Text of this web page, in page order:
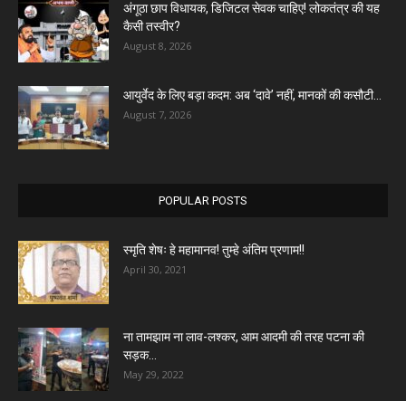
अंगूठा छाप विधायक, डिजिटल सेवक चाहिए! लोकतंत्र की यह
कैसी तस्वीर?
August 8, 2026
आयुर्वेद के लिए बड़ा कदम: अब ‘दावे’ नहीं, मानकों की कसौटी...
August 7, 2026
POPULAR POSTS
स्मृति शेषः हे महामानव! तुम्हे अंतिम प्रणाम!!
April 30, 2021
ना तामझाम ना लाव-लश्कर, आम आदमी की तरह पटना की
सड़क...
May 29, 2022